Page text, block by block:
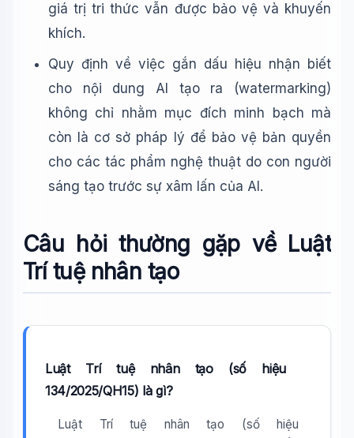
giá trị tri thức vẫn được bảo vệ và khuyến
khích.
Quy định về việc gắn dấu hiệu nhận biết
cho nội dung AI tạo ra (watermarking)
không chỉ nhằm mục đích minh bạch mà
còn là cơ sở pháp lý để bảo vệ bản quyền
cho các tác phẩm nghệ thuật do con người
sáng tạo trước sự xâm lấn của AI.
Câu hỏi thường gặp về Luật
Trí tuệ nhân tạo
Luật Trí tuệ nhân tạo (số hiệu
134/2025/QH15) là gì?
Luật Trí tuệ nhân tạo (số hiệu